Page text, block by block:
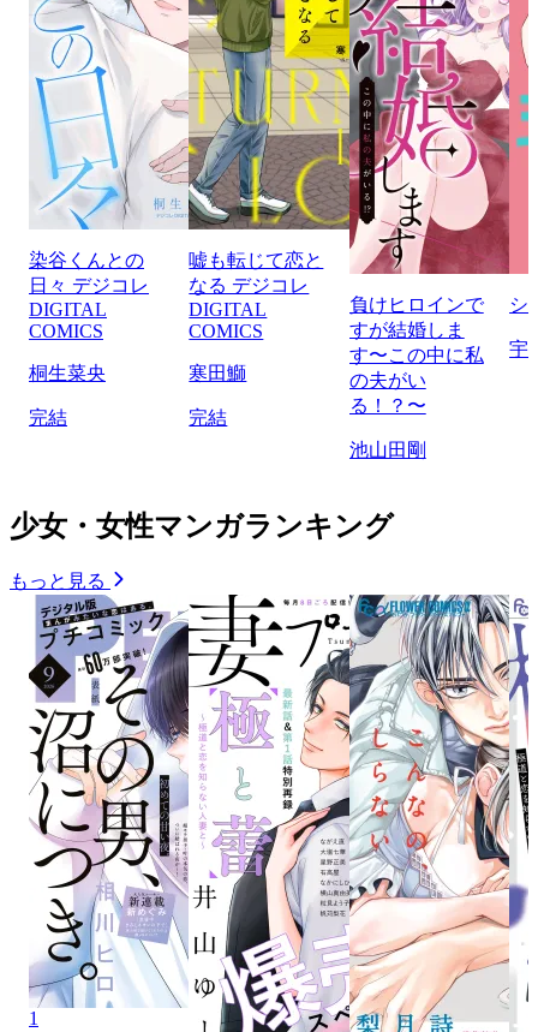
染谷くんとの
日々 デジコレ
DIGITAL
COMICS
桐生菜央
完結
嘘も転じて恋と
なる デジコレ
DIGITAL
COMICS
寒田鰤
完結
負けヒロインで
すが結婚しま
す〜この中に私
の夫がい
る！？〜
池山田剛
シ
宇
少女・女性マンガランキング
もっと見る
1